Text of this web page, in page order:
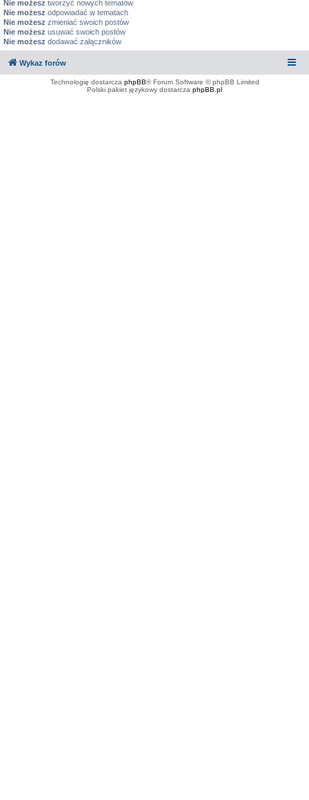
Nie możesz tworzyć nowych tematów
Nie możesz odpowiadać w tematach
Nie możesz zmieniać swoich postów
Nie możesz usuwać swoich postów
Nie możesz dodawać załączników
Wykaz forów
Technologię dostarcza phpBB® Forum Software © phpBB Limited
Polski pakiet językowy dostarcza phpBB.pl